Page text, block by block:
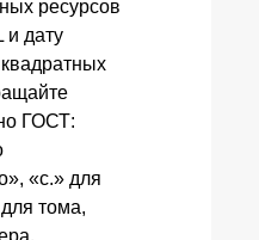
ресурсов
и дату
ГОСТ:
«с.» для
тома,